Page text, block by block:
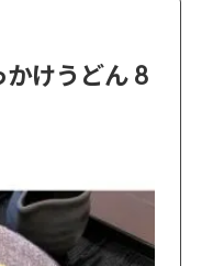
かけうどん 8